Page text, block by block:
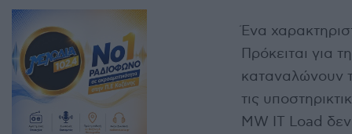
Ένα
Πρόκειται για
καταναλώνουν
τις
MW IT Load